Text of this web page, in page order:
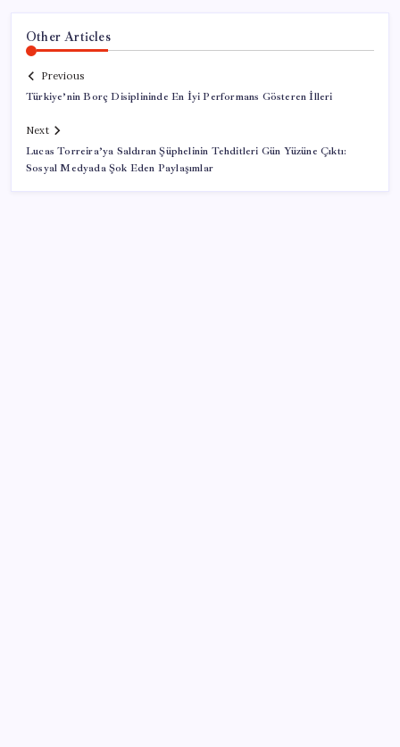
Other Articles
Previous
Türkiye’nin Borç Disiplininde En İyi Performans Gösteren İlleri
Next
Lucas Torreira’ya Saldıran Şüphelinin Tehditleri Gün Yüzüne Çıktı:
Sosyal Medyada Şok Eden Paylaşımlar